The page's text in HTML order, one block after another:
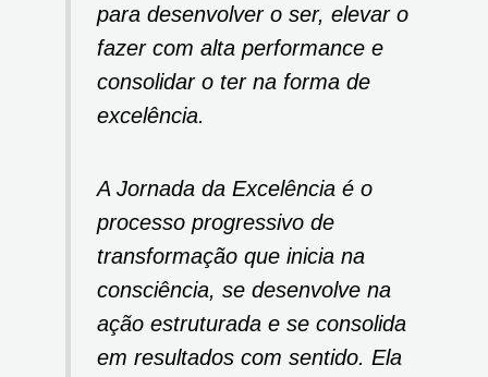
para desenvolver o ser, elevar o
fazer com alta performance e
consolidar o ter na forma de
excelência.
A Jornada da Excelência é o
processo progressivo de
transformação que inicia na
consciência, se desenvolve na
ação estruturada e se consolida
em resultados com sentido. Ela